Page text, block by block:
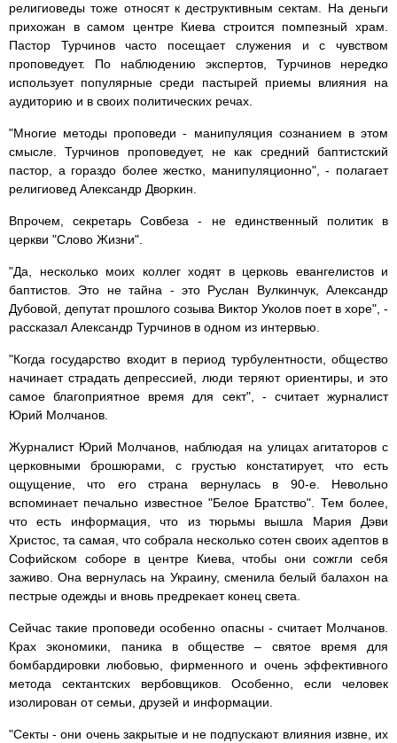
религиоведы тоже относят к деструктивным сектам. На деньги
прихожан в самом центре Киева строится помпезный храм.
Пастор Турчинов часто посещает служения и с чувством
проповедует. По наблюдению экспертов, Турчинов нередко
использует популярные среди пастырей приемы влияния на
аудиторию и в своих политических речах.
"Многие методы проповеди - манипуляция сознанием в этом
смысле. Турчинов проповедует, не как средний баптистский
пастор, а гораздо более жестко, манипуляционно", - полагает
религиовед Александр Дворкин.
Впрочем, секретарь Совбеза - не единственный политик в
церкви "Слово Жизни".
"Да, несколько моих коллег ходят в церковь евангелистов и
баптистов. Это не тайна - это Руслан Вулкинчук, Александр
Дубовой, депутат прошлого созыва Виктор Уколов поет в хоре", -
рассказал Александр Турчинов в одном из интервью.
"Когда государство входит в период турбулентности, общество
начинает страдать депрессией, люди теряют ориентиры, и это
самое благоприятное время для сект", - считает журналист
Юрий Молчанов.
Журналист Юрий Молчанов, наблюдая на улицах агитаторов с
церковными брошюрами, с грустью констатирует, что есть
ощущение, что его страна вернулась в 90-е. Невольно
вспоминает печально известное "Белое Братство". Тем более,
что есть информация, что из тюрьмы вышла Мария Дэви
Христос, та самая, что собрала несколько сотен своих адептов в
Софийском соборе в центре Киева, чтобы они сожгли себя
заживо. Она вернулась на Украину, сменила белый балахон на
пестрые одежды и вновь предрекает конец света.
Сейчас такие проповеди особенно опасны - считает Молчанов.
Крах экономики, паника в обществе – святое время для
бомбардировки любовью, фирменного и очень эффективного
метода сектантских вербовщиков. Особенно, если человек
изолирован от семьи, друзей и информации.
"Секты - они очень закрытые и не подпускают влияния извне, их